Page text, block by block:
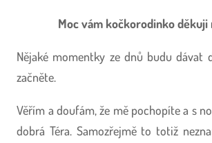
Moc vám kočkorodinko děkuji
Nějaké momentky ze dnů budu dávat
začněte.
Věřím a doufám, že mě pochopíte a s
dobrá Téra. Samozřejmě to totiž